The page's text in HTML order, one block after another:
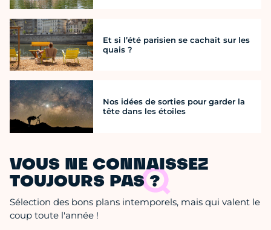
Et si l’été parisien se cachait sur les
quais ?
Nos idées de sorties pour garder la
tête dans les étoiles
VOUS NE CONNAISSEZ
TOUJOURS PAS ?
Sélection des bons plans intemporels, mais qui valent le
coup toute l'année !